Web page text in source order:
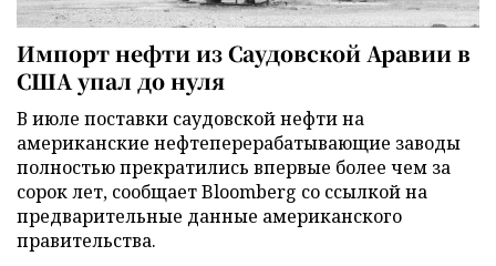
Импорт нефти из Саудовской Аравии в
США упал до нуля
В июле поставки саудовской нефти на
американские нефтеперерабатывающие заводы
полностью прекратились впервые более чем за
сорок лет, сообщает Bloomberg со ссылкой на
предварительные данные американского
правительства.